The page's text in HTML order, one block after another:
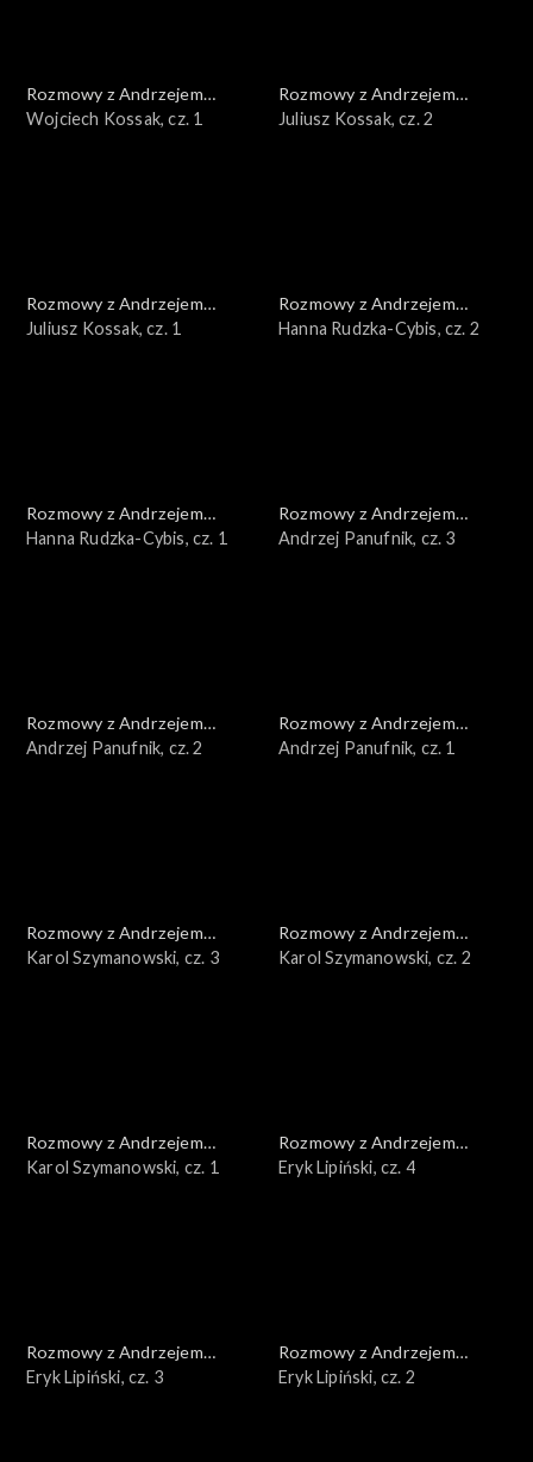
Rozmowy z Andrzejem
Doboszem
Wojciech Kossak, cz. 1
Rozmowy z Andrzejem
Doboszem
Juliusz Kossak, cz. 2
Rozmowy z Andrzejem
Doboszem
Juliusz Kossak, cz. 1
Rozmowy z Andrzejem
Doboszem
Hanna Rudzka-Cybis, cz. 2
Rozmowy z Andrzejem
Doboszem
Hanna Rudzka-Cybis, cz. 1
Rozmowy z Andrzejem
Doboszem
Andrzej Panufnik, cz. 3
Rozmowy z Andrzejem
Doboszem
Andrzej Panufnik, cz. 2
Rozmowy z Andrzejem
Doboszem
Andrzej Panufnik, cz. 1
Rozmowy z Andrzejem
Doboszem
Karol Szymanowski, cz. 3
Rozmowy z Andrzejem
Doboszem
Karol Szymanowski, cz. 2
Rozmowy z Andrzejem
Doboszem
Karol Szymanowski, cz. 1
Rozmowy z Andrzejem
Doboszem
Eryk Lipiński, cz. 4
Rozmowy z Andrzejem
Doboszem
Eryk Lipiński, cz. 3
Rozmowy z Andrzejem
Doboszem
Eryk Lipiński, cz. 2